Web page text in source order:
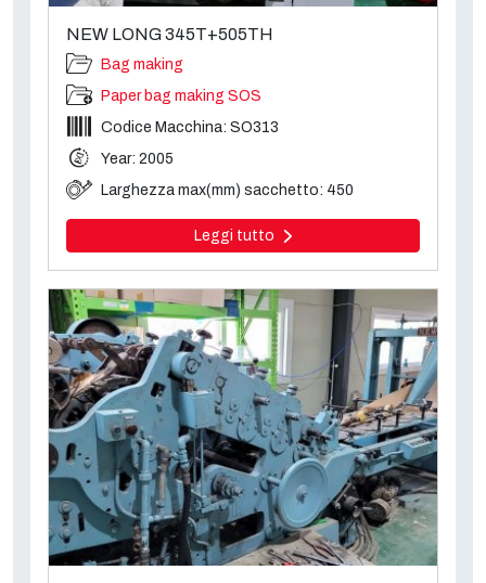
NEW LONG 345T+505TH
Bag making
Paper bag making SOS
Codice Macchina: SO313
Year: 2005
Larghezza max(mm) sacchetto: 450
Leggi tutto